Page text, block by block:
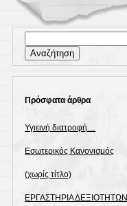
για:
Πρόσφατα άρθρα
Υγιεινή διατροφή…
Εσωτερικός Κανονισμός
(χωρίς τίτλο)
ΕΡΓΑΣΤΗΡΙΑ ΔΕΞΙΟΤΗΤΩΝ